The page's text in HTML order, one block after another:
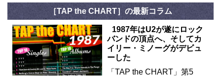
［TAP the CHART］の最新コラム
1987年はU2が遂にロック
バンドの頂点へ、そしてカ
イリー・ミノーグがデビュ
ーした
「TAP the CHART」第5